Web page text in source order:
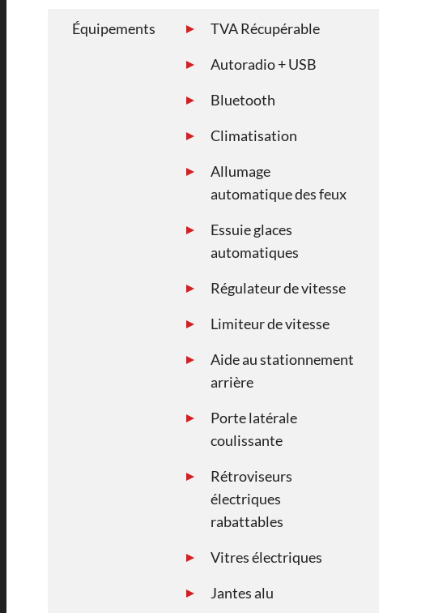
Équipements
TVA Récupérable
Autoradio + USB
Bluetooth
Climatisation
Allumage
automatique des feux
Essuie glaces
automatiques
Régulateur de vitesse
Limiteur de vitesse
Aide au stationnement
arrière
Porte latérale
coulissante
Rétroviseurs
électriques
rabattables
Vitres électriques
Jantes alu